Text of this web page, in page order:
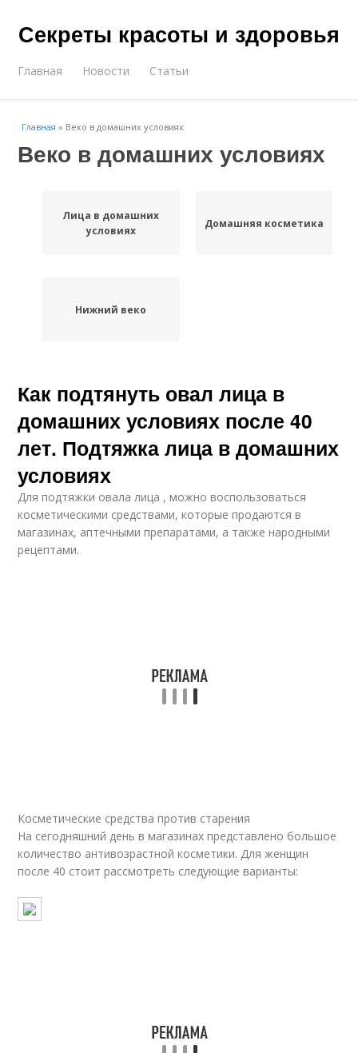
Секреты красоты и здоровья
Главная Новости Статьи
Главная » Веко в домашних условиях
Веко в домашних условиях
Лица в домашних
условиях
Домашняя косметика
Нижний веко
Как подтянуть овал лица в
домашних условиях после 40
лет. Подтяжка лица в домашних
условиях
Для подтяжки овала лица , можно воспользоваться
косметическими средствами, которые продаются в
магазинах, аптечными препаратами, а также народными
рецептами.
Косметические средства против старения
На сегодняшний день в магазинах представлено большое
количество антивозрастной косметики. Для женщин
после 40 стоит рассмотреть следующие варианты: